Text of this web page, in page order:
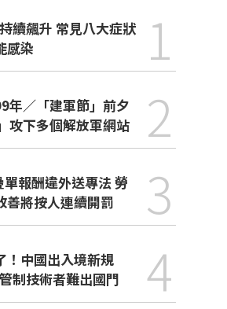
感染
1
年／「建軍節」前夕
攻下多個解放軍網站
2
報酬違外送專法 勞
善將按人連續開罰
3
！中國出入境新規
制技術者難出國門
4